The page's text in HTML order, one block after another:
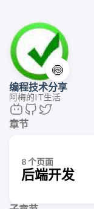
🍥
编程技术分享
阿梅的IT生活
章节
8 个页面
后端开发